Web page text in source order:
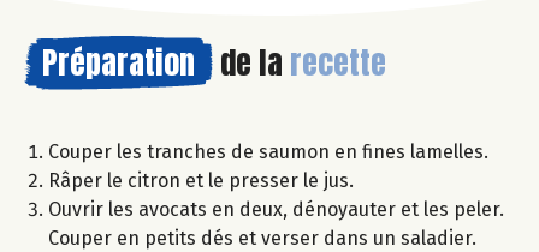
Préparation de la recette
Couper les tranches de saumon en fines lamelles.
Râper le citron et le presser le jus.
Ouvrir les avocats en deux, dénoyauter et les peler.
Couper en petits dés et verser dans un saladier.